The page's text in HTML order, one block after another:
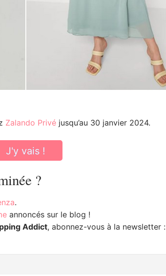
Zalando Privéjusqu’au 30 janvier 2024.
J'y vais !
?
.
annoncés sur le blog !
Addict, abonnez-vous à la newsletter :